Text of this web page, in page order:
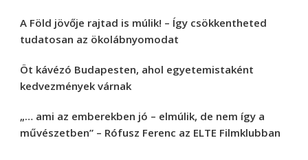
A Föld jövője rajtad is múlik! – Így csökkentheted
tudatosan az ökolábnyomodat
Öt kávézó Budapesten, ahol egyetemistaként
kedvezmények várnak
„… ami az emberekben jó – elmúlik, de nem így a
művészetben” – Rófusz Ferenc az ELTE Filmklubban